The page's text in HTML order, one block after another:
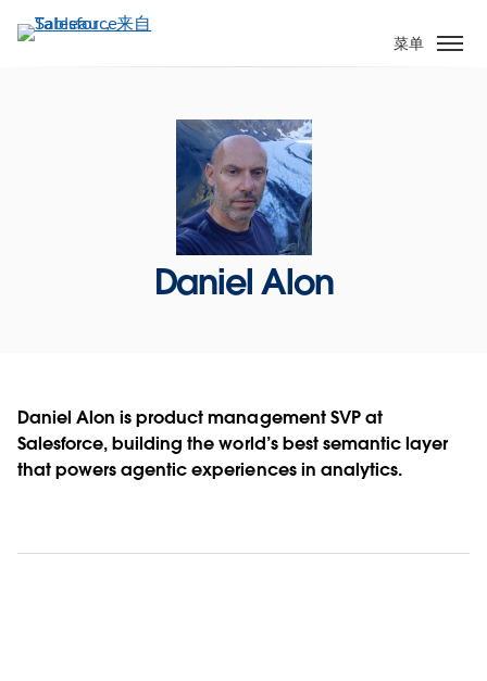
转
菜单
Daniel Alon
Daniel Alon is product management SVP at
Salesforce, building the world’s best semantic layer
that powers agentic experiences in analytics.